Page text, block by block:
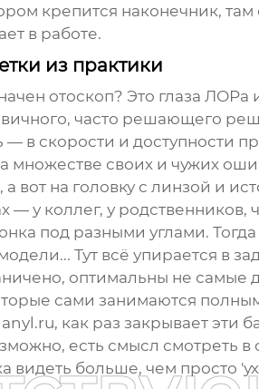
крепится наконечник,
в работе.
из практики
отоскоп? Это глаза ЛОРа
часто решающего
— в скорости и доступности
множестве своих и чужих
вот на головку с линзой и
у коллег, у родственников,
под разными углами. Тогда
Тут всё упирается в
оптимальны не
сами занимаются
anyl.ru, как раз закрывает эти
есть смысл смотреть
видеть больше, чем просто